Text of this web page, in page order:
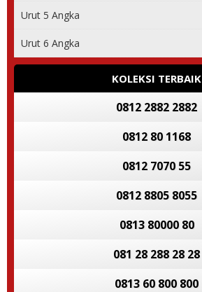
Urut 5 Angka
Urut 6 Angka
KOLEKSI TERBAIK
0812 2882 2882
0812 80 1168
0812 7070 55
0812 8805 8055
0813 80000 80
081 28 288 28 28
0813 60 800 800